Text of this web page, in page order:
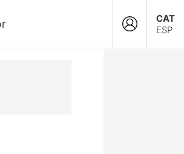
CAT
ESP